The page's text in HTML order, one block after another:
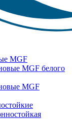
MGF
MGF белого
MGF